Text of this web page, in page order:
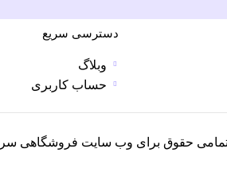
دسترسی سریع
وبلاگ
حساب کاربری
حقوق برای وب سایت فروشگاهی